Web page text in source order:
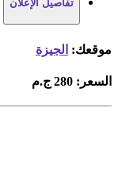
تفاصيل الإعلان
موقعك: الجيزة
السعر: 280 ج.م